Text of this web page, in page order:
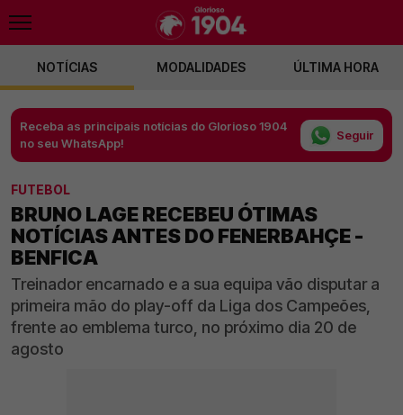
NOTÍCIAS MODALIDADES ÚLTIMA HORA
Receba as principais notícias do Glorioso 1904
no seu WhatsApp!
Seguir
FUTEBOL
BRUNO LAGE RECEBEU ÓTIMAS
NOTÍCIAS ANTES DO FENERBAHÇE -
BENFICA
Treinador encarnado e a sua equipa vão disputar a
primeira mão do play-off da Liga dos Campeões,
frente ao emblema turco, no próximo dia 20 de
agosto